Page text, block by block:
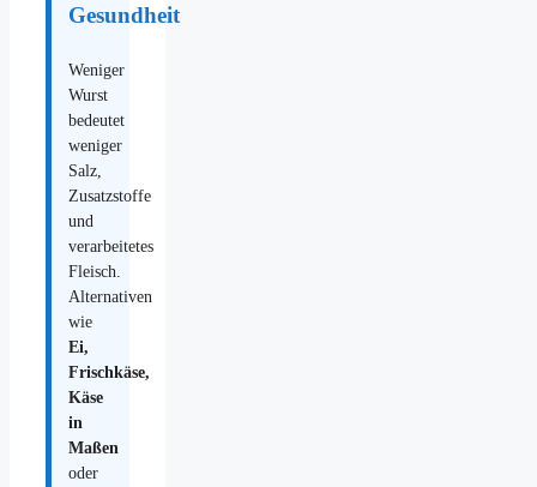
Gesundheit
Weniger
Wurst
bedeutet
weniger
Salz,
Zusatzstoffe
und
verarbeitetes
Fleisch.
Alternativen
wie
Ei,
Frischkäse,
Käse
in
Maßen
oder